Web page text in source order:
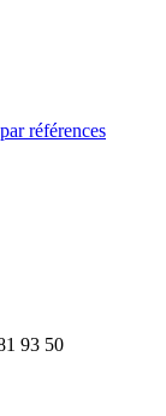
références
93 50